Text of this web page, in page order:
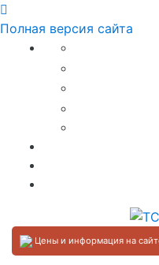
Полная версия сайта
Цены и информация на